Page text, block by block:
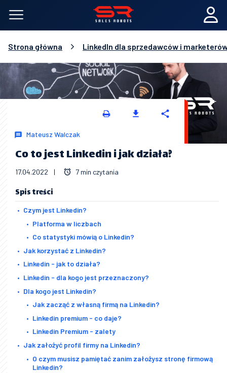
Strona główna LinkedIn dla sprzedawców i
Mateusz Walczak
Co to jest Linkedin i jak działa?
17.04.2022 | 7 min czytania
Spis treści
Czym jest Linkedin?
Platforma w liczbach
Co statystyki mówią o Linkedin?
Jak korzystać z Linkedin?
Linkedin - jak to działa?
Linkedin - dla kogo jest przeznaczony?
Dla kogo jest Linkedin?
Jak zacząć z własną firmą na Linkedin?
Linkedin premium - co daje?
Linkedin Premium - zalety
Jak założyć profil firmy na Linkedin?
O czym musisz pamiętać zanim założysz stronę firmową
Linkedin?